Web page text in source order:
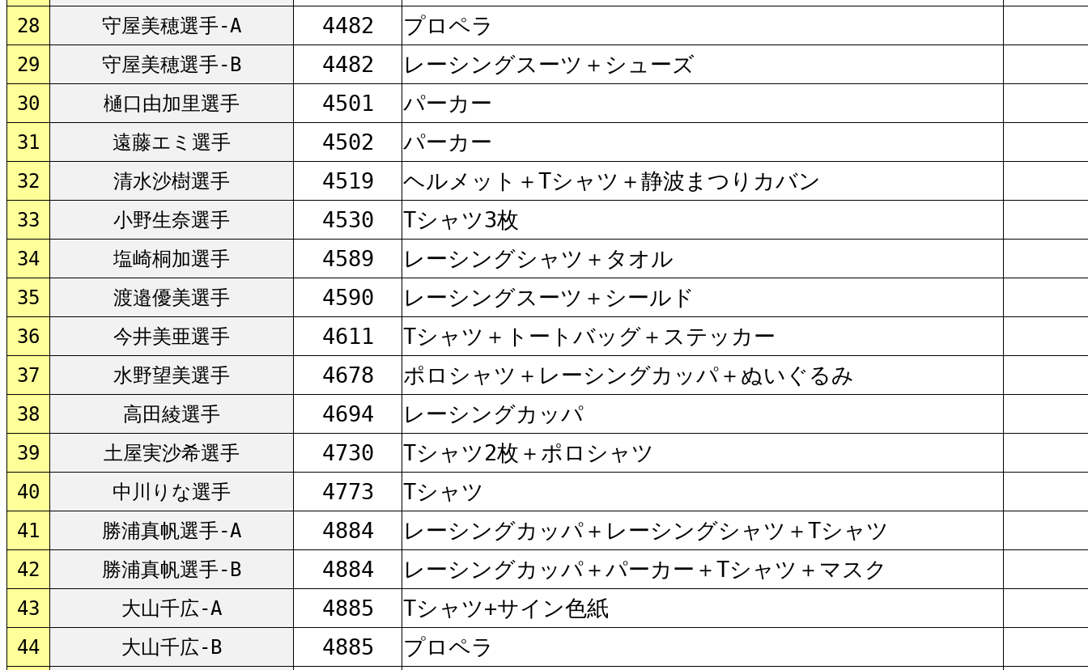
28 守屋美穂選手-A 4482 プロペラ
29 守屋美穂選手-B 4482 レーシングスーツ＋シューズ
30 樋口由加里選手 4501 パーカー
31 遠藤エミ選手 4502 パーカー
32 清水沙樹選手 4519 ヘルメット＋Tシャツ＋静波まつりカバン
33 小野生奈選手 4530 Tシャツ3枚
34 塩崎桐加選手 4589 レーシングシャツ＋タオル
35 渡邉優美選手 4590 レーシングスーツ＋シールド
36 今井美亜選手 4611 Tシャツ＋トートバッグ＋ステッカー
37 水野望美選手 4678 ポロシャツ＋レーシングカッパ＋ぬいぐるみ
38 高田綾選手 4694 レーシングカッパ
39 土屋実沙希選手 4730 Tシャツ2枚＋ポロシャツ
40 中川りな選手 4773 Tシャツ
41 勝浦真帆選手-A 4884 レーシングカッパ＋レーシングシャツ＋Tシャツ
42 勝浦真帆選手-B 4884 レーシングカッパ＋パーカー＋Tシャツ＋マスク
43 大山千広-A 4885 Tシャツ+サイン色紙
44 大山千広-B 4885 プロペラ